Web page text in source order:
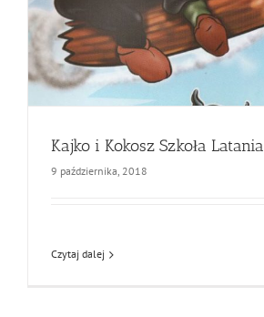
Kajko i Kokosz Szkoła Latania
9 października, 2018
Czytaj dalej